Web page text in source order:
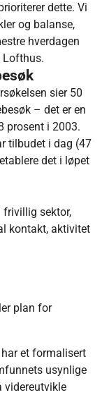
dette. Vi
og balanse,
hverdagen
Lofthus.
sier 50
– det er en
prosent i 2003.
tilbudet i dag (47
det i løpet
frivillig sektor,
kontakt, aktivitet
plan for
et formalisert
usynlige
videreutvikle